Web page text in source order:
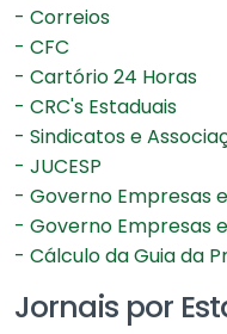
- Correios
- CFC
- Cartório 24 Horas
- CRC's Estaduais
- Sindicatos e
- JUCESP
- Governo Empresas
- Governo Empresas
- Cálculo da Guia da
Jornais por